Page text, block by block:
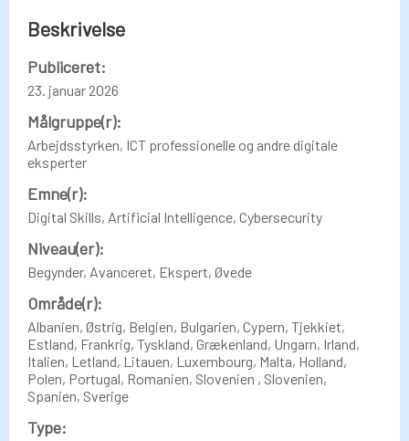
Beskrivelse
Publiceret:
23. januar 2026
Målgruppe(r):
Arbejdsstyrken, ICT professionelle og andre digitale
eksperter
Emne(r):
Digital Skills, Artificial Intelligence, Cybersecurity
Niveau(er):
Begynder, Avanceret, Ekspert, Øvede
Område(r):
Albanien, Østrig, Belgien, Bulgarien, Cypern, Tjekkiet,
Estland, Frankrig, Tyskland, Grækenland, Ungarn, Irland,
Italien, Letland, Litauen, Luxembourg, Malta, Holland,
Polen, Portugal, Romanien, Slovenien , Slovenien,
Spanien, Sverige
Type: